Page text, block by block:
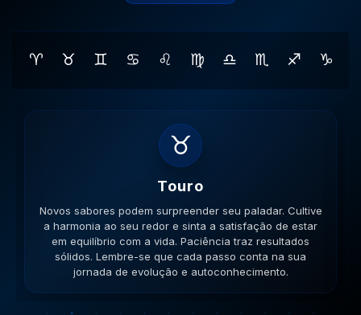
♈ ♉ ♊ ♋ ♌ ♍ ♎ ♏ ♐ ♑
♊
Gemeos
Novas amizades podem surgir em lugares inusitados. A
versatilidade é seu ponto forte; use-a para resolver
impasses de forma criativa. A versatilidade ajudará no
sucesso. Lembre-se que cada passo conta na sua
jornada de evolução e autoconhecimento.